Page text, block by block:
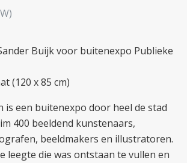
Buijk voor buitenexpo Publieke
(120 x 85 cm)
is een buitenexpo door heel de stad
400 beeldend kunstenaars,
beeldmakers en illustratoren.
leegte die was ontstaan te vullen en